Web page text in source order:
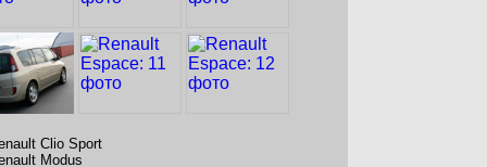
Clio Sport
Modus